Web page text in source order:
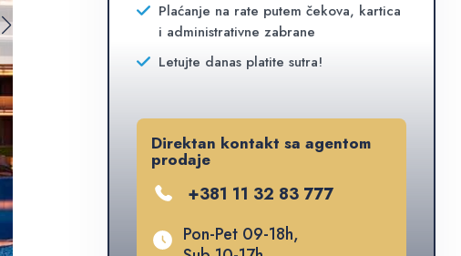
Plaćanje na rate putem čekova, kartica
i administrativne zabrane
Letujte danas platite sutra!
Direktan kontakt sa agentom
prodaje
+381 11 32 83 777
Pon-Pet 09-18h,